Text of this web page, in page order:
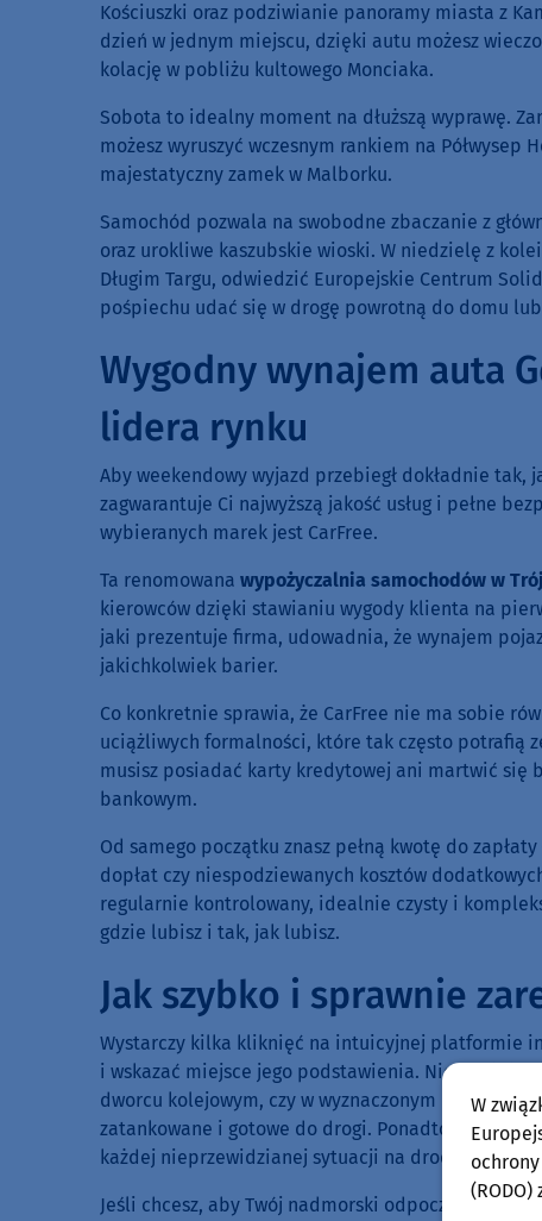
Kościuszki oraz podziwianie panoramy miasta z
dzień w jednym miejscu, dzięki autu możesz
kolację w pobliżu kultowego Monciaka.
Sobota to idealny moment na dłuższą wyprawę.
możesz wyruszyć wczesnym rankiem na
majestatyczny zamek w Malborku.
Samochód pozwala na swobodne zbaczanie z
oraz urokliwe kaszubskie wioski. W niedzielę z
Długim Targu, odwiedzić Europejskie Centrum
pośpiechu udać się w drogę powrotną do domu
Wygodny wynajem auta
lidera rynku
Aby weekendowy wyjazd przebiegł dokładnie
zagwarantuje Ci najwyższą jakość usług i pełne
wybieranych marek jest CarFree.
Ta renomowana wypożyczalnia samochodów w
kierowców dzięki stawianiu wygody klienta na
jaki prezentuje firma, udowadnia, że wynajem
jakichkolwiek barier.
Co konkretnie sprawia, że CarFree nie ma sobie
uciążliwych formalności, które tak często potrafią
musisz posiadać karty kredytowej ani martwić się
bankowym.
Od samego początku znasz pełną kwotę do
dopłat czy niespodziewanych kosztów
regularnie kontrolowany, idealnie czysty i
gdzie lubisz i tak, jak lubisz.
Jak szybko i sprawnie
Wystarczy kilka kliknięć na intuicyjnej platformie
i wskazać miejsce jego podstawienia. Niezależnie
dworcu kolejowym, czy w wyznaczonym punkcie
zatankowane i gotowe do drogi. Ponadto,
każdej nieprzewidzianej sytuacji na drodze.
Jeśli chcesz, aby Twój nadmorski odpoczynek
W